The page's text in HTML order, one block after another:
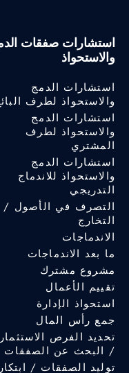
استشارات صفقات
والاستحواذ
استشارات الدمج
والاستحواذ لطرف
استشارات الدمج
والاستحواذ لطرف
المشتري
استشارات الدمج
والاستحواذ للاندماج
التدريجي
التصرف في الأصول /
التخارج
الاندماجات
ما بعد الاندماجات
مشروع مشترك
تقييم الأعمال
استحواذ الإدارة
جمع رأس المال
تحديد الفرص
/ البحث عن الصفقات
توليد الصفقات / ابتكار